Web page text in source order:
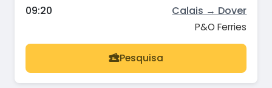
09:20 Calais → Dover
P&O Ferries
Pesquisa